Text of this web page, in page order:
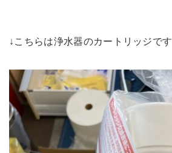
↓こちらは浄水器のカートリッジです